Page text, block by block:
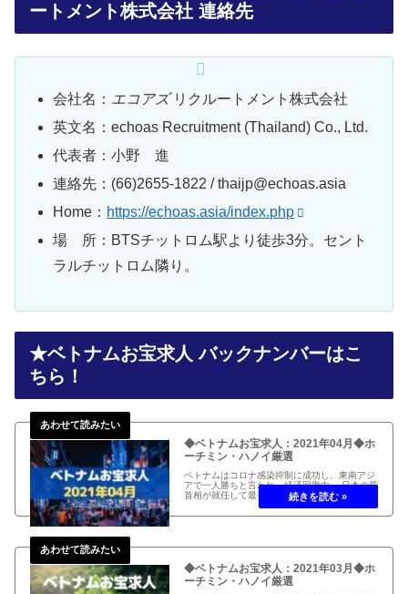
ートメント株式会社 連絡先
会社名： エコアズリクルートメント株式会社
英文名：echoas Recruitment (Thailand) Co., Ltd.
代表者：小野 進
連絡先：(66)2655-1822 / thaijp@echoas.asia
Home： https://echoas.asia/index.php
場 所：BTSチットロム駅より徒歩3分。セント
ラルチットロム隣り。
★ベトナムお宝求人 バックナンバーはこ
ちら！
◆ベトナムお宝求人：2021年04月◆ホ
ーチミン・ハノイ厳選
ベトナムはコロナ感染抑制に成功し、東南アジ
アで一人勝ちと言われ、経済回復中。 日本の菅
首相が就任して最初の訪問国として、両国間で
ビジネス渡航者の往来再開。 ベトナムのお宝求
人2021年04月編をお届けします！ ベトナム(ホ
◆ベトナムお宝求人：2021年03月◆ホ
ーチミン・ハノイ厳選